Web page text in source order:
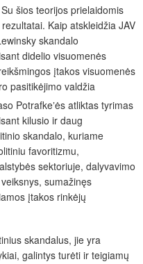
šios teorijos prielaidomis
Kaip atskleidžia JAV
skandalo
didelio visuomenės
įtakos visuomenės
pasitikėjimo valdžia
Potrafkeʼės atliktas tyrimas
kilusio ir daug
skandalo, kuriame
favoritizmu,
sektoriuje, dalyvavimo
sumažinęs
įtakos rinkėjų
skandalus, jie yra
galintys turėti ir teigiamų